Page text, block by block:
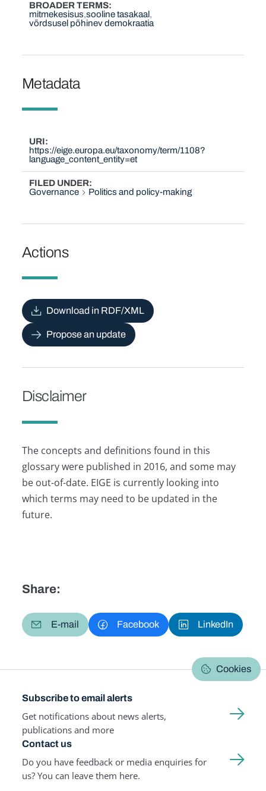
BROADER TERMS
mitmekesisus sooline tasakaal
võrdsusel põhinev demokraatia
Metadata
URI
https://eige.europa.eu/taxonomy/term/1108?
language_content_entity=et
FILED UNDER
Governance
Politics and policy-making
Actions
Download in RDF/XML
Propose an update
Disclaimer
The concepts and definitions found in this
glossary were published in 2016, and some may
be out-of-date. EIGE is currently looking into
which terms may need to be updated in the
future.
Share:
E-mail Facebook LinkedIn
Cookies
Subscribe to email alerts
Get notifications about news alerts,
publications and more
Contact us
Do you have feedback or media enquiries for
us? You can leave them here.